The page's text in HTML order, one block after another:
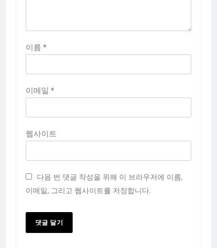
이름 *
이메일 *
웹사이트
다음 번 댓글 작성을 위해 이 브라우저에 이름,
이메일, 그리고 웹사이트를 저장합니다.